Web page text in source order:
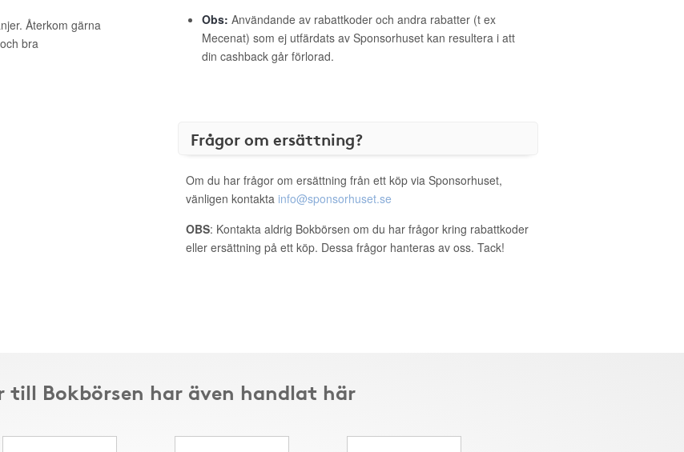
Återkom gärna
bra
Obs: Användande av rabattkoder och andra rabatter (t ex
Mecenat) som ej utfärdats av Sponsorhuset kan resultera i att
din cashback går förlorad.
Frågor om ersättning?
Om du har frågor om ersättning från ett köp via Sponsorhuset,
vänligen kontakta info@sponsorhuset.se
OBS: Kontakta aldrig Bokbörsen om du har frågor kring rabattkoder
eller ersättning på ett köp. Dessa frågor hanteras av oss. Tack!
till Bokbörsen har även handlat här